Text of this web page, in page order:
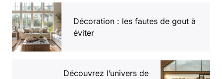
Décoration : les fautes de gout à
éviter
Découvrez l’univers de